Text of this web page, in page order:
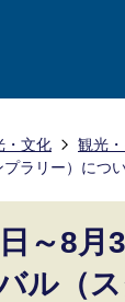
・文化 観光
ラリー）につ
～8
ル（